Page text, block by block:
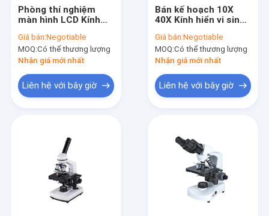
Phòng thí nghiệm
màn hình LCD Kính
40X 6V 20W Kính hiển
vi ánh sáng một mắt
Giá bán:Negotiable
MOQ:Có thể thương lượng
Nhận giá mới nhất
Liên hệ với bây giờ
Bán kế hoạch 10X
40X Kính hiển vi sinh
Giai đoạn cơ học
Giá bán:Negotiable
MOQ:Có thể thương lượng
Nhận giá mới nhất
Liên hệ với bây giờ